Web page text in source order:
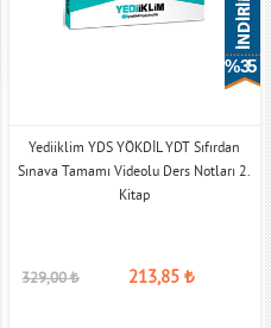
% 35
Yediiklim YDS YÖKDİL YDT Sıfırdan
Sınava Tamamı Videolu Ders Notları 2.
Kitap
329,00₺ 213,85 ₺